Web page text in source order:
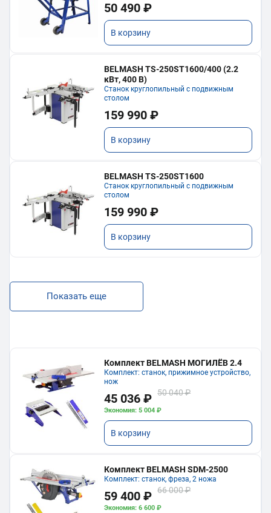
50 490 ₽
В корзину
BELMASH TS-250ST1600/400 (2.2
кВт, 400 В)
Станок круглопильный с подвижным
столом
159 990 ₽
В корзину
BELMASH TS-250ST1600
Станок круглопильный с подвижным
столом
159 990 ₽
В корзину
Показать еще
Комплект BELMASH МОГИЛЁВ 2.4
Комплект: станок, прижимное устройство,
нож
45 036 ₽ 50 040 ₽
Экономия: 5 004 ₽
В корзину
Комплект BELMASH SDM-2500
Комплект: станок, фреза, 2 ножа
59 400 ₽ 66 000 ₽
Экономия: 6 600 ₽